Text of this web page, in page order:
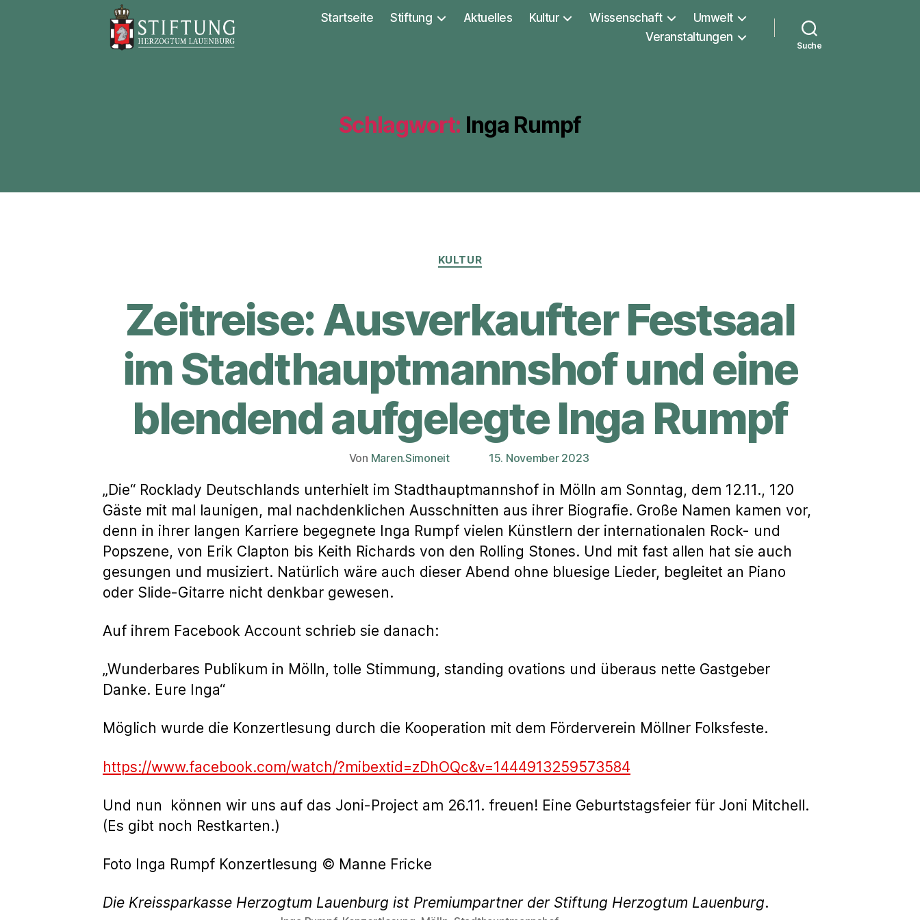
Startseite Stiftung Aktuelles Kultur Wissenschaft
Umwelt
Veranstaltungen
Suche
Schlagwort: Inga Rumpf
Kategorien
KULTUR
Zeitreise: Ausverkaufter Festsaal
im Stadthauptmannshof und eine
blendend aufgelegte Inga Rumpf
Beitragsautor
Von Maren.Simoneit Veröffentlichungsdatum
15. November 2023
„Die“ Rocklady Deutschlands unterhielt im Stadthauptmannshof in Mölln am Sonntag, dem 12.11., 120
Gäste mit mal launigen, mal nachdenklichen Ausschnitten aus ihrer Biografie. Große Namen kamen vor,
denn in ihrer langen Karriere begegnete Inga Rumpf vielen Künstlern der internationalen Rock- und
Popszene, von Erik Clapton bis Keith Richards von den Rolling Stones. Und mit fast allen hat sie auch
gesungen und musiziert. Natürlich wäre auch dieser Abend ohne bluesige Lieder, begleitet an Piano
oder Slide-Gitarre nicht denkbar gewesen.
Auf ihrem Facebook Account schrieb sie danach:
„Wunderbares Publikum in Mölln, tolle Stimmung, standing ovations und überaus nette Gastgeber
Danke. Eure Inga“
Möglich wurde die Konzertlesung durch die Kooperation mit dem Förderverein Möllner Folksfeste.
https://www.facebook.com/watch/?mibextid=zDhOQc&v=1444913259573584
Und nun können wir uns auf das Joni-Project am 26.11. freuen! Eine Geburtstagsfeier für Joni Mitchell.
(Es gibt noch Restkarten.)
Foto Inga Rumpf Konzertlesung © Manne Fricke
Die Kreissparkasse Herzogtum Lauenburg ist Premiumpartner der Stiftung Herzogtum Lauenburg.